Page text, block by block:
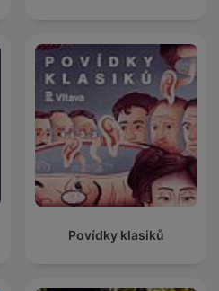
Povídky klasiků